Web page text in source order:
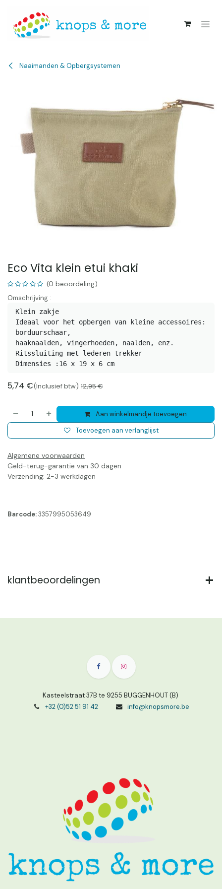
Naaimanden & Opbergsystemen
Eco Vita klein etui khaki
(0 beoordeling)
Omschrijving :
Klein zakje
Ideaal voor het opbergen van kleine accessoires:
borduurschaar,
haaknaalden, vingerhoeden, naalden, enz.
Ritssluiting met lederen trekker
Dimensies :16 x 19 x 6 cm
5,74 €(Inclusief btw) 12,95€
Aan winkelmandje toevoegen
Toevoegen aan verlanglijst
Algemene voorwaarden
Geld-terug-garantie van 30 dagen
Verzending: 2-3 werkdagen
Barcode:3357995053649
klantbeoordelingen
Kasteelstraat 37B te 9255 BUGGENHOUT (B)
+32 (0)52 51 91 42
info@knopsmore.be